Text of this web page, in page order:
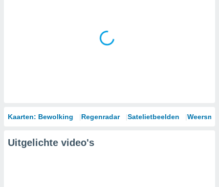
Kaarten: Bewolking Regenradar Satelietbeelden
Uitgelichte video's